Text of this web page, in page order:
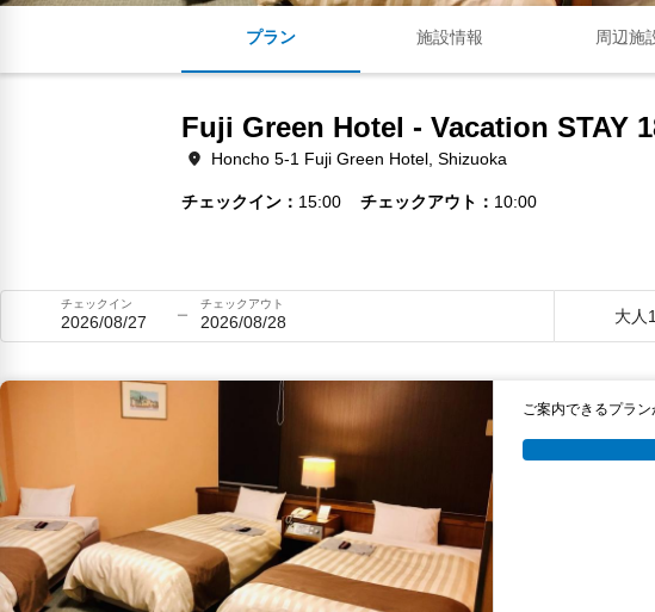
プラン 施設情報 周辺施
Fuji Green Hotel - Vacation STAY
Honcho 5-1 Fuji Green Hotel, Shizuoka
チェックイン 15:00 チェックアウト 10:00
チェックイン
2026/08/27
チェックアウト
2026/08/28 大人
ご案内できるプラ